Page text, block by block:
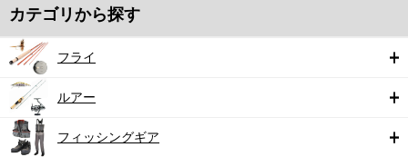
カテゴリから探す
フライ
ルアー
フィッシングギア